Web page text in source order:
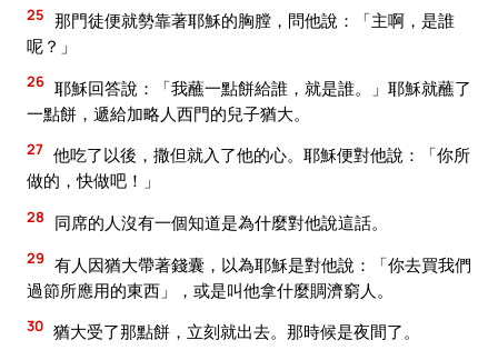
25 那門徒便就勢靠著耶穌的胸膛，問他說：「主啊，是誰
呢？」
26 耶穌回答說：「我蘸一點餅給誰，就是誰。」耶穌就蘸了
一點餅，遞給加略人西門的兒子猶大。
27 他吃了以後，撒但就入了他的心。耶穌便對他說：「你所
做的，快做吧！」
28 同席的人沒有一個知道是為什麼對他說這話。
29 有人因猶大帶著錢囊，以為耶穌是對他說：「你去買我們
過節所應用的東西」，或是叫他拿什麼賙濟窮人。
30 猶大受了那點餅，立刻就出去。那時候是夜間了。